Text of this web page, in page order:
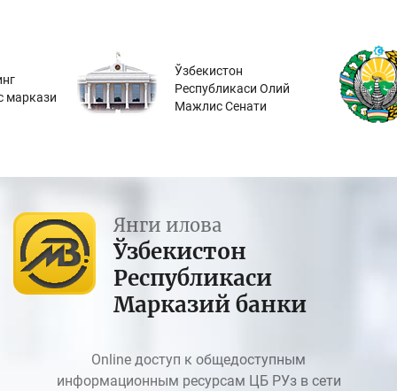
маркази
Ўзбекистон
Республикаси Олий
Мажлис Сенати
Янги илова
Ўзбекистон
Республикаси
Марказий банки
Online доступ к общедоступным
информационным ресурсам ЦБ РУз в сети